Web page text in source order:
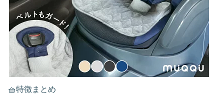
🧺特徴まとめ